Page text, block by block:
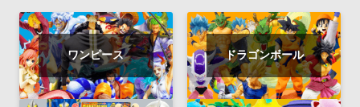
ワンピース ドラゴンボール